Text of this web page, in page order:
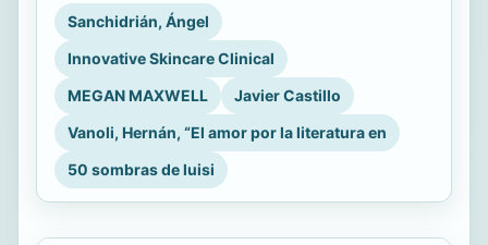
Sanchidrián, Ángel
Innovative Skincare Clinical
MEGAN MAXWELL
Javier Castillo
Vanoli, Hernán, “El amor por la literatura en
50 sombras de luisi